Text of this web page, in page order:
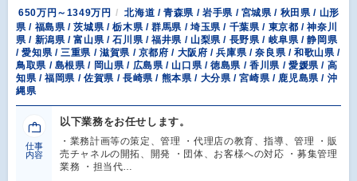
650万円～1349万円
北海道 / 青森県 / 岩手県 / 宮城県 / 秋田県 / 山形
県 / 福島県 / 茨城県 / 栃木県 / 群馬県 / 埼玉県 / 千葉県 / 東京都 / 神奈川
県 / 新潟県 / 富山県 / 石川県 / 福井県 / 山梨県 / 長野県 / 岐阜県 / 静岡県
/ 愛知県 / 三重県 / 滋賀県 / 京都府 / 大阪府 / 兵庫県 / 奈良県 / 和歌山県 /
鳥取県 / 島根県 / 岡山県 / 広島県 / 山口県 / 徳島県 / 香川県 / 愛媛県 / 高
知県 / 福岡県 / 佐賀県 / 長崎県 / 熊本県 / 大分県 / 宮崎県 / 鹿児島県 / 沖
縄県
仕事
内容
以下業務をお任せします。
・業務計画等の策定、管理 ・代理店の教育、指導、管理 ・販
売チャネルの開拓、開発 ・団体、お客様への対応 ・募集管理
業務 ・担当代…